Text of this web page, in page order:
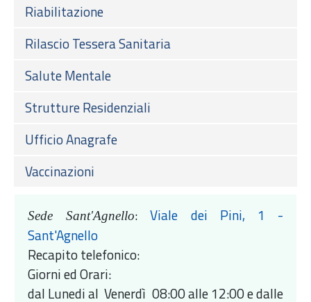
Riabilitazione
Rilascio Tessera Sanitaria
Salute Mentale
Strutture Residenziali
Ufficio Anagrafe
Vaccinazioni
Sede Sant'Agnello:Viale dei Pini, 1 -
Sant'Agnello
Recapito telefonico:
Giorni ed Orari:
dal Lunedi al Venerdì 08:00 alle 12:00 e dalle